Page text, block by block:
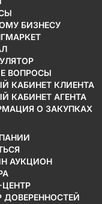
БИЗНЕСУ
ВОПРОСЫ
КАБИНЕТ КЛИЕНТА
КАБИНЕТ АГЕНТА
О ЗАКУПКАХ
АУКЦИОН
ЦЕНТР
ДОВЕРЕННОСТЕЙ